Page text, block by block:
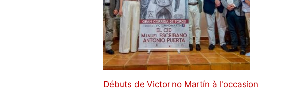
Débuts de Victorino Martín à l'occasion